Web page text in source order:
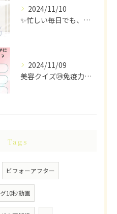
2024/11/10
✨忙しい毎日でも、ちらっと立ち寄れるホワイトニングサロンはい...
2024/11/09
美容クイズ㉔免疫力を高めるために重要なビタミンは？ #美容ク...
Tags
ビフォーアフター
10秒動画